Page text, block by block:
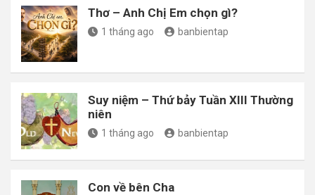
Thơ – Anh Chị Em chọn gì?
1 tháng ago banbientap
Suy niệm – Thứ bảy Tuần XIII Thường
niên
1 tháng ago banbientap
Con về bên Cha